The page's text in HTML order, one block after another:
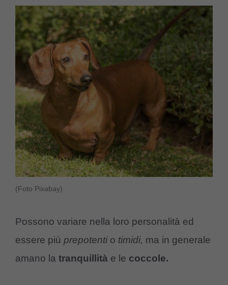
(Foto Pixabay)
Possono variare nella loro personalità ed
essere più prepotentio timidi, ma in generale
amano la tranquillità e le coccole.